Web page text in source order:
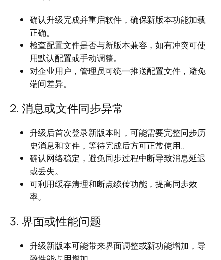
确认升级完成并重启软件，确保新版本功能加载
正确。
检查配置文件是否与新版本兼容，如有冲突可使
用默认配置或手动调整。
对企业用户，管理员可统一推送配置文件，避免
端间差异。
2. 消息或文件同步异常
升级后首次登录新版本时，可能需要完整同步历
史消息和文件，等待完成后方可正常使用。
确认网络稳定，避免同步过程中断导致消息延迟
或丢失。
可利用缓存清理和断点续传功能，提高同步效
率。
3. 界面或性能问题
升级新版本可能带来界面调整或新功能增加，导